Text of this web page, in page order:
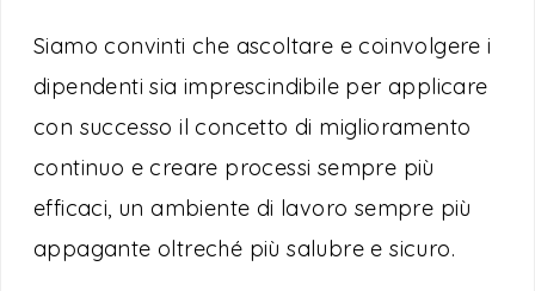
Siamo convinti che ascoltare e coinvolgere i
dipendenti sia imprescindibile per applicare
con successo il concetto di miglioramento
continuo e creare processi sempre più
efficaci, un ambiente di lavoro sempre più
appagante oltreché più salubre e sicuro.